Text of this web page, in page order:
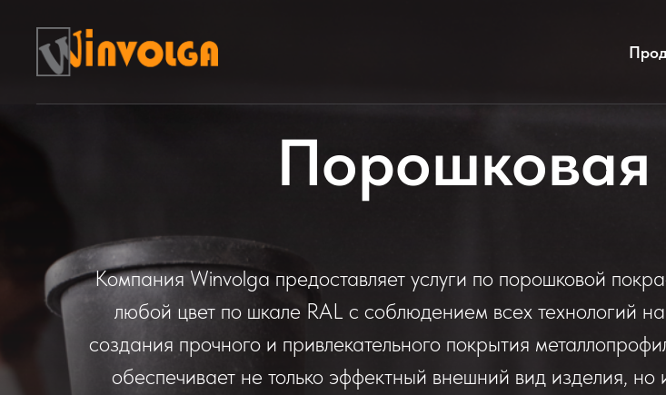
Порошковая
Компания Winvolga предоставляет услуги по порошковой
любой цвет по шкале RAL с соблюдением всех технологий
создания прочного и привлекательного покрытия
обеспечивает не только эффектный внешний вид изделия,